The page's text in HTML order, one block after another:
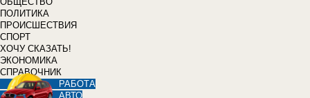
ПОЛИТИКА
ПРОИСШЕСТВИЯ
СПОРТ
ХОЧУ СКАЗАТЬ!
ЭКОНОМИКА
СПРАВОЧНИК
РАБОТА
АВТО